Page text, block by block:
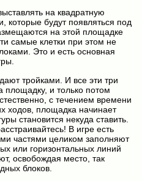
на квадратную
которые будут появляться под
на этой площадке
самые клетки при этом не
Это и есть основная
тройками. И все эти три
площадку, и только потом
с течением времени
ходов, площадка начинает
становится некуда ставить.
В игре есть
частями целиком заполняют
или горизонтальных линий
освобождая место, так
блоков.